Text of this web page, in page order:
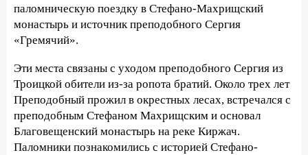
паломническую поездку в Стефано-Махрищский
монастырь и источник преподобного Сергия
«Гремячий».
Эти места связаны с уходом преподобного Сергия из
Троицкой обители из-за ропота братий. Около трех лет
Преподобный прожил в окрестных лесах, встречался с
преподобным Стефаном Махрищским и основал
Благовещенский монастырь на реке Киржач.
Паломники познакомились с историей Стефано-